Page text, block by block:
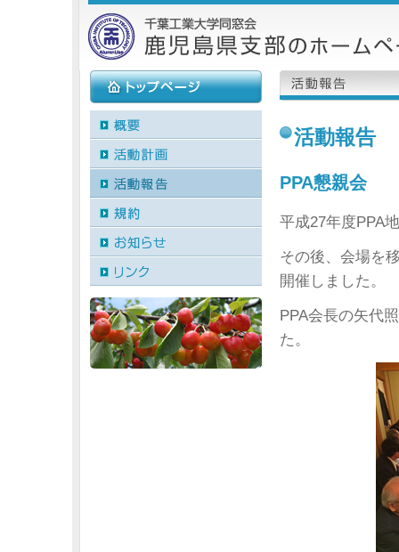
活動報告
PPA懇親会
平成27年度PPA
その後、会場を
開催しました。
PPA会長の矢代
た。